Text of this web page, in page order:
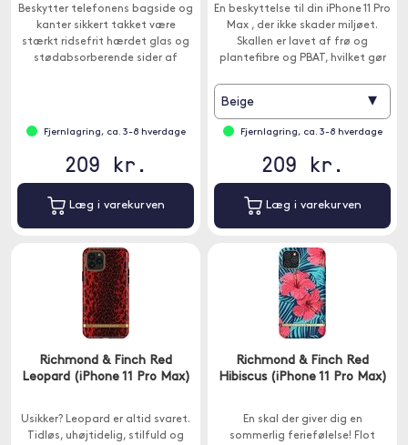
Beskytter telefonens bagside og
kanter sikkert takket være
stærkt ridsefrit hærdet glas og
stødabsorberende sider af
Fjernlagring, ca. 3-8 hverdage
209 kr.
Læg i varekurven
En beskyttelse til din iPhone 11 Pro
Max , der ikke skader miljøet.
Skallen er lavet af frø og
plantefibre og PBAT, hvilket gør
Beige ▾
Fjernlagring, ca. 3-8 hverdage
209 kr.
Læg i varekurven
Richmond & Finch Red
Leopard (iPhone 11 Pro Max)
Usikker? Leopard er altid svaret.
Tidløs, uhøjtidelig, stilfuld og
Richmond & Finch Red
Hibiscus (iPhone 11 Pro Max)
En skal der giver dig en
sommerlig feriefølelse! Flot